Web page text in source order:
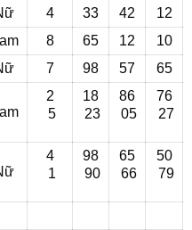
4 33 42 12
8 65 12
10
7 98 57 65
2
5
18
23
86
05
76
27
4
1
98
90
65
66
50
79